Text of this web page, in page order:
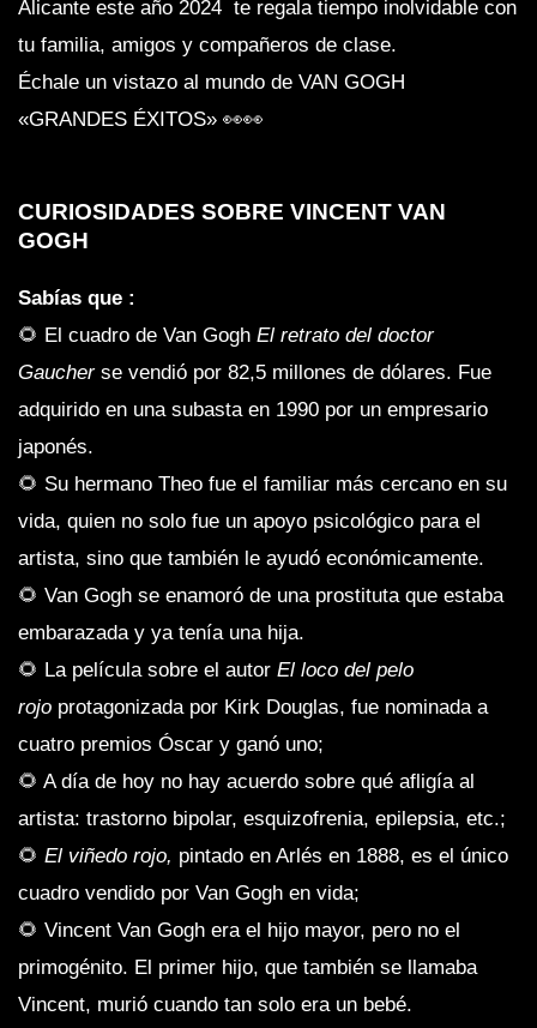
Alicante este año 2024 te regala tiempo inolvidable con
tu familia, amigos y compañeros de clase.
Échale un vistazo al mundo de VAN GOGH
«GRANDES ÉXITOS» 👀👀
CURIOSIDADES SOBRE VINCENT VAN
GOGH
Sabías que :
🌻 El cuadro de Van Gogh El retrato del doctor
Gaucher se vendió por 82,5 millones de dólares. Fue
adquirido en una subasta en 1990 por un empresario
japonés.
🌻 Su hermano Theo fue el familiar más cercano en su
vida, quien no solo fue un apoyo psicológico para el
artista, sino que también le ayudó económicamente.
🌻 Van Gogh se enamoró de una prostituta que estaba
embarazada y ya tenía una hija.
🌻 La película sobre el autor El loco del pelo
rojo protagonizada por Kirk Douglas, fue nominada a
cuatro premios Óscar y ganó uno;
🌻 A día de hoy no hay acuerdo sobre qué afligía al
artista: trastorno bipolar, esquizofrenia, epilepsia, etc.;
🌻 El viñedo rojo, pintado en Arlés en 1888, es el único
cuadro vendido por Van Gogh en vida;
🌻 Vincent Van Gogh era el hijo mayor, pero no el
primogénito. El primer hijo, que también se llamaba
Vincent, murió cuando tan solo era un bebé.